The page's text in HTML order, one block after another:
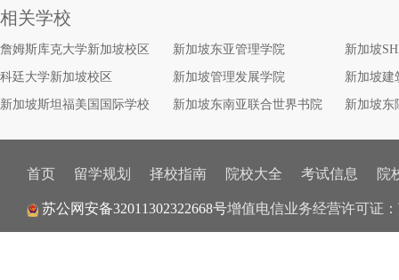
相关学校
詹姆斯库克大学新加坡校区 新加坡东亚管理学院 新加坡
科廷大学新加坡校区 新加坡管理发展学院 新加坡建
新加坡斯坦福美国国际学校 新加坡东南亚联合世界书院 新加坡东
首页 留学规划 择校指南 院校大全 考试信息 院
苏公网安备32011302322668号增值电信业务经营许可证：